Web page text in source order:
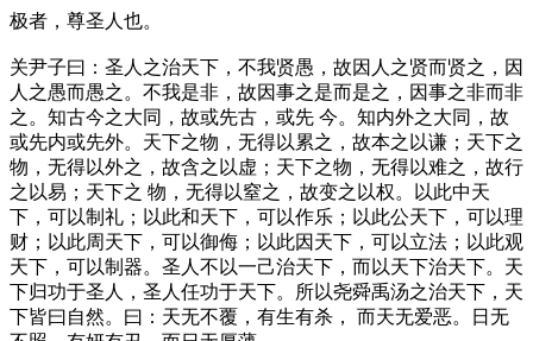
极者，尊圣人也。
关尹子曰：圣人之治天下，不我贤愚，故因人之贤而贤之，因
人之愚而愚之。不我是非，故因事之是而是之，因事之非而非
之。知古今之大同，故或先古，或先 今。知内外之大同，故
或先内或先外。天下之物，无得以累之，故本之以谦；天下之
物，无得以外之，故含之以虚；天下之物，无得以难之，故行
之以易；天下之 物，无得以窒之，故变之以权。以此中天
下，可以制礼；以此和天下，可以作乐；以此公天下，可以理
财；以此周天下，可以御侮；以此因天下，可以立法；以此观
天下，可以制器。圣人不以一己治天下，而以天下治天下。天
下归功于圣人，圣人任功于天下。所以尧舜禹汤之治天下，天
下皆曰自然。曰：天无不覆，有生有杀， 而天无爱恶。日无